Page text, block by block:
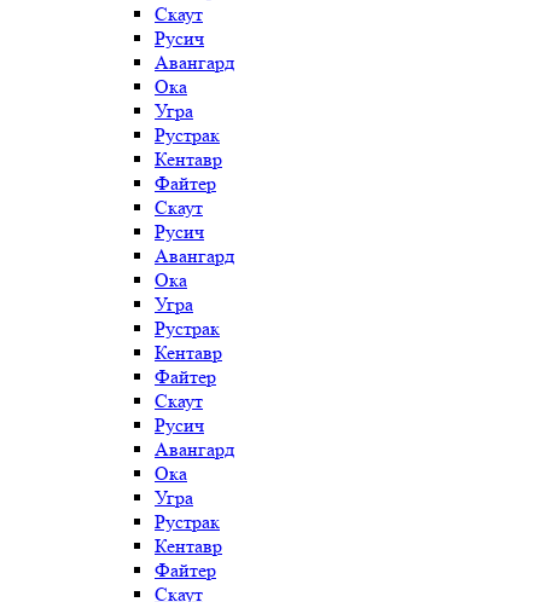
Скаут
Русич
Авангард
Ока
Угра
Рустрак
Кентавр
Файтер
Скаут
Русич
Авангард
Ока
Угра
Рустрак
Кентавр
Файтер
Скаут
Русич
Авангард
Ока
Угра
Рустрак
Кентавр
Файтер
Скаут